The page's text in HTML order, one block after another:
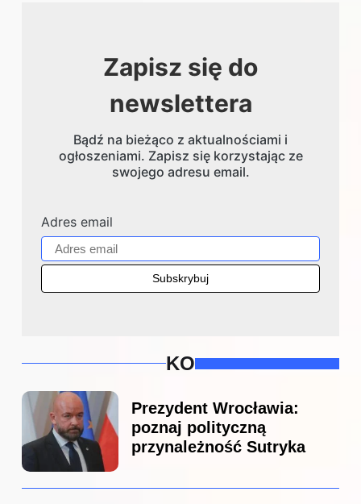
Zapisz się do
newslettera
Bądź na bieżąco z aktualnościami i
ogłoszeniami. Zapisz się korzystając ze
swojego adresu email.
Adres email
KO
Prezydent Wrocławia:
poznaj polityczną
przynależność Sutryka